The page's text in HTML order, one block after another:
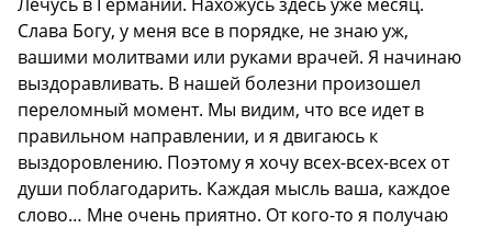
Слава Богу, у меня все в порядке, не знаю уж,
вашими молитвами или руками врачей. Я начинаю
выздоравливать. В нашей болезни произошел
переломный момент. Мы видим, что все идет в
правильном направлении, и я двигаюсь к
выздоровлению. Поэтому я хочу всех-всех-всех от
души поблагодарить. Каждая мысль ваша, каждое
слово… Мне очень приятно. От кого-то я получаю